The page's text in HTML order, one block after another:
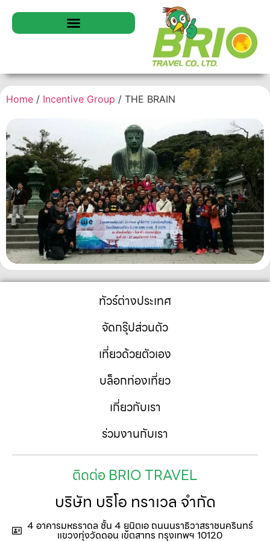
Home / Incentive Group / THE BRAIN
ทัวร์ต่างประเทศ
จัดกรุ๊ปส่วนตัว
เที่ยวด้วยตัวเอง
บล็อกท่องเที่ยว
เกี่ยวกับเรา
ร่วมงานกับเรา
ติดต่อ BRIO TRAVEL
บริษัท บริโอ ทราเวล จำกัด
4 อาคารมหธราดล ชั้น 4 ยูนิตเอ ถนนนราธิวาสราชนครินทร์
แขวงทุ่งวัดดอน เขตสาทร กรุงเทพฯ 10120